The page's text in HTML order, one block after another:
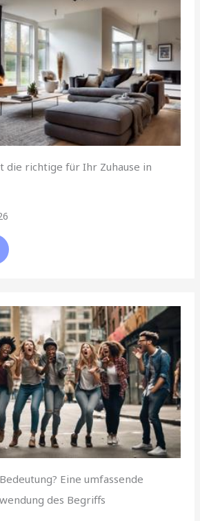
die richtige für Ihr Zuhause in
Eine umfassende
des Begriffs